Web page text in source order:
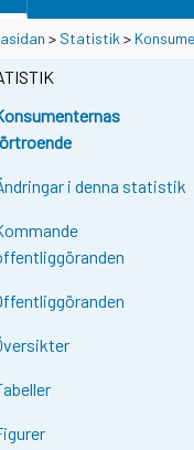
> Statistik >
i denna statistik